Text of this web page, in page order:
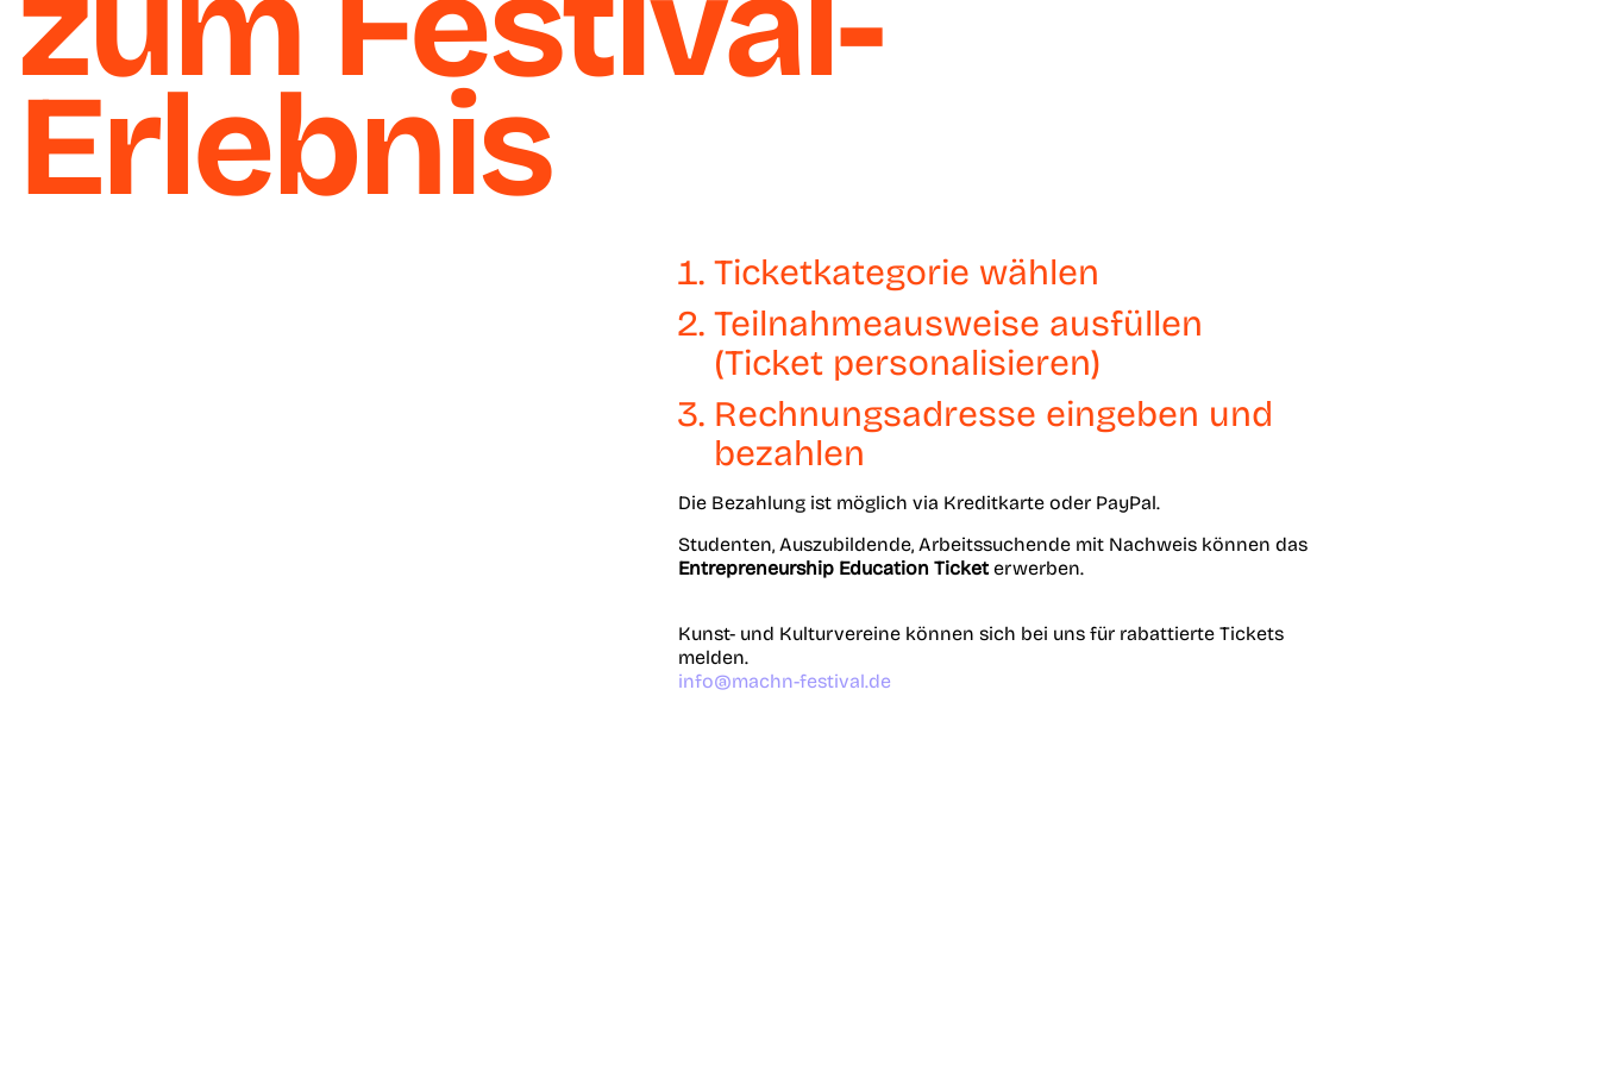
Erlebnis
Ticketkategorie wählen
Teilnahmeausweise ausfüllen
(Ticket personalisieren)
Rechnungsadresse eingeben und
bezahlen
Die Bezahlung ist möglich via Kreditkarte oder PayPal.
Studenten, Auszubildende, Arbeitssuchende mit Nachweis können das
Entrepreneurship Education Ticket erwerben.
Kunst- und Kulturvereine können sich bei uns für rabattierte Tickets
melden.
info@machn-festival.de